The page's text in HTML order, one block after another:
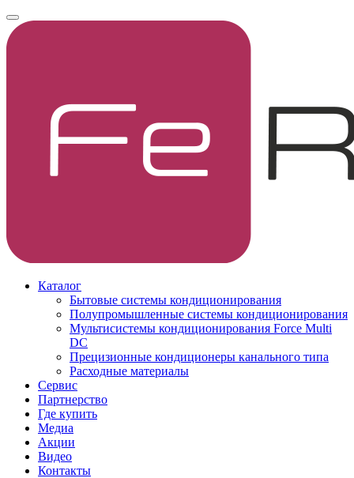
Каталог
Бытовые системы кондиционирования
Полупромышленные системы кондиционирования
Мультисистемы кондиционирования Force Multi
DC
Прецизионные кондиционеры канального типа
Расходные материалы
Сервис
Партнерство
Где купить
Медиа
Акции
Видео
Контакты